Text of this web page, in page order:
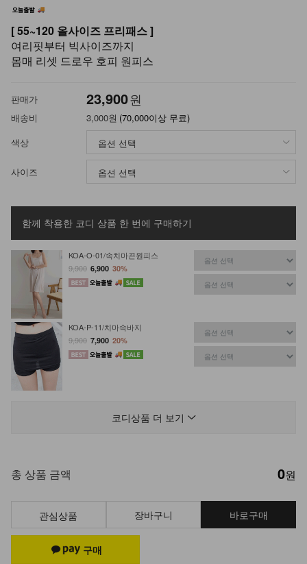
[ 55~120 올사이즈 프리패스 ]
여리핏부터 빅사이즈까지
몸매 리셋 드로우 호피 원피스
판매가 23,900원
배송비 3,000원 (70,000이상 무료)
색상
사이즈
함께 착용한 코디 상품 한 번에 구매하기
KOA-O-01/속치마끈원피스
9,900 6,900 30%
KOA-P-11/치마속바지
9,900 7,900 20%
나시 1+1+1
22,700
KOA-T-12/나시에이비
13,900
8,280
코디상품 더 보기
총 상품 금액 0원
관심상품 장바구니 바로구매